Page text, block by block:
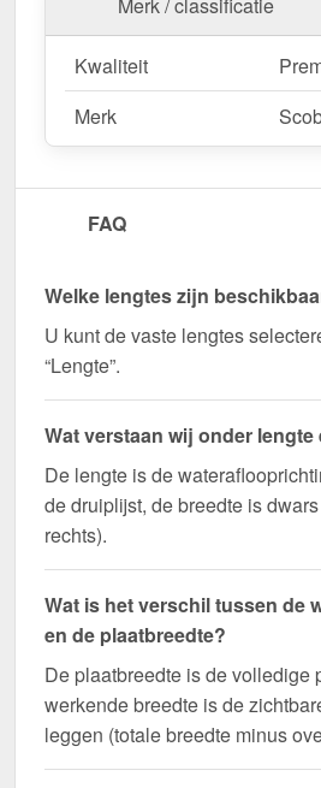
Kwaliteit
Merk
FAQ
Welke lengtes zijn
U kunt de vaste lengtes
“Lengte”.
Wat verstaan wij onder lengte
De lengte is de
de druiplijst, de breedte is
rechts).
Wat is het verschil tussen de
en de plaatbreedte?
De plaatbreedte is de volledige
werkende breedte is de
leggen (totale breedte minus